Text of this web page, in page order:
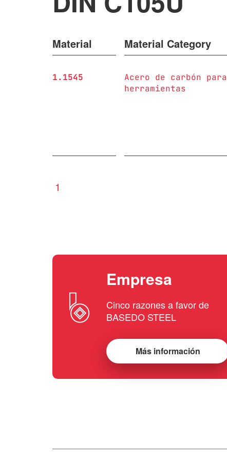
Material Material Category
1.1545
Acero de carbón para
herramientas
1
Empresa
Cinco razones a favor de
BASEDO STEEL
Más información